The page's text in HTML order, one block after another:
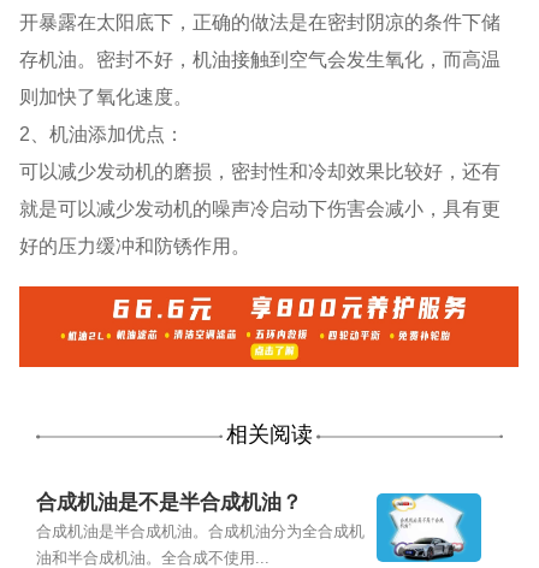
开暴露在太阳底下，正确的做法是在密封阴凉的条件下储
存机油。密封不好，机油接触到空气会发生氧化，而高温
则加快了氧化速度。
2、机油添加优点：
可以减少发动机的磨损，密封性和冷却效果比较好，还有
就是可以减少发动机的噪声冷启动下伤害会减小，具有更
好的压力缓冲和防锈作用。
相关阅读
合成机油是不是半合成机油？
合成机油是半合成机油。合成机油分为全合成机
油和半合成机油。全合成不使用...